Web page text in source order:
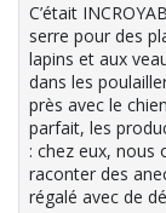
C’était
serre pour des
lapins et aux
dans les
près avec le
parfait, les
: chez eux,
raconter des
régalé avec de